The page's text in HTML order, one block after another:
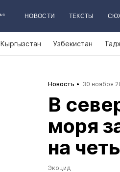
НОВОСТИ ТЕКСТЫ
Кыргызстан Узбекистан
Новость 30 ноября
В
моря
на
Экоцид